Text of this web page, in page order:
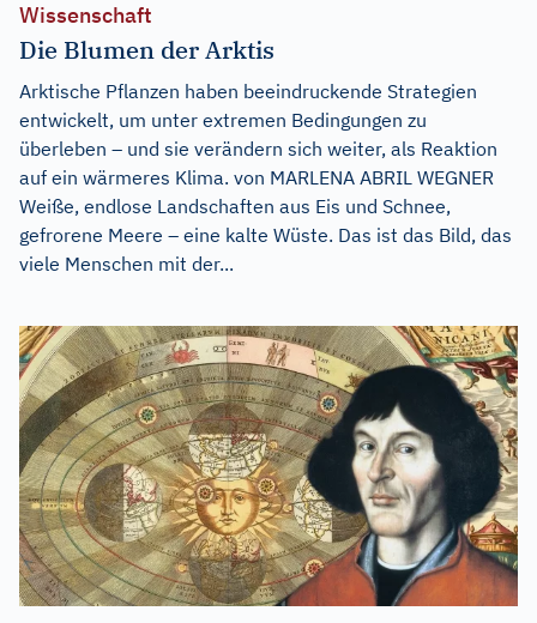
Wissenschaft
Die Blumen der Arktis
Arktische Pflanzen haben beeindruckende Strategien
entwickelt, um unter extremen Bedingungen zu
überleben – und sie verändern sich weiter, als Reaktion
auf ein wärmeres Klima. von MARLENA ABRIL WEGNER
Weiße, endlose Landschaften aus Eis und Schnee,
gefrorene Meere – eine kalte Wüste. Das ist das Bild, das
viele Menschen mit der...